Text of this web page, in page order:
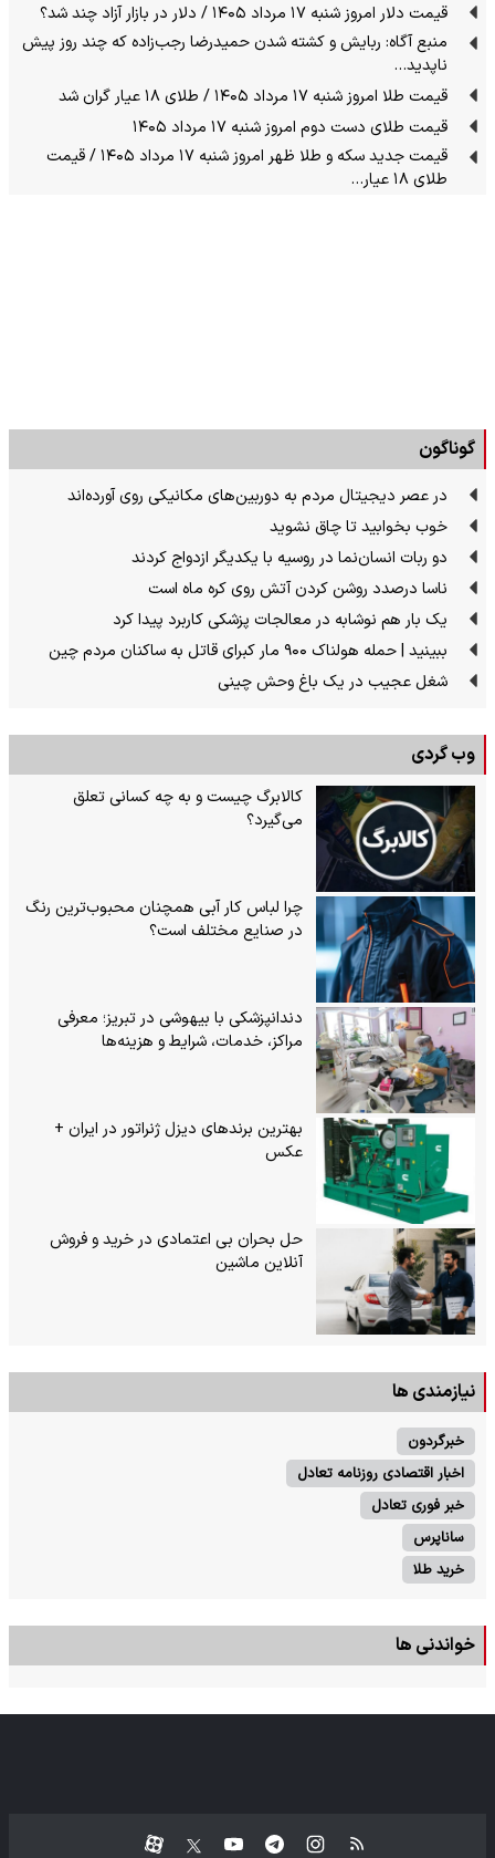
قیمت دلار امروز شنبه ۱۷ مرداد ۱۴۰۵ / دلار در بازار آزاد چند شد؟
منبع آگاه: ربایش و کشته شدن حمیدرضا رجب‌زاده که چند روز پیش
ناپدید…
قیمت طلا امروز شنبه ۱۷ مرداد ۱۴۰۵ / طلای ۱۸ عیار گران شد
قیمت طلای دست دوم امروز شنبه ۱۷ مرداد ۱۴۰۵
قیمت جدید سکه و طلا ظهر امروز شنبه ۱۷ مرداد ۱۴۰۵ / قیمت
طلای ۱۸ عیار…
گوناگون
در عصر دیجیتال مردم به دوربین‌های مکانیکی روی آورده‌اند
خوب بخوابید تا چاق نشوید
دو ربات انسان‌نما در روسیه با یکدیگر ازدواج کردند
ناسا درصدد روشن کردن آتش روی کره ماه است
یک بار هم نوشابه در معالجات پزشکی کاربرد پیدا کرد
ببینید | حمله هولناک ۹۰۰ مار کبرای قاتل به ساکنان مردم چین
شغل عجیب در یک باغ وحش چینی
وب گردی
کالابرگ چیست و به چه کسانی تعلق
می‌گیرد؟
چرا لباس کار آبی همچنان محبوب‌ترین رنگ
در صنایع مختلف است؟
دندانپزشکی با بیهوشی در تبریز؛ معرفی
مراکز، خدمات، شرایط و هزینه‌ها
بهترین برندهای دیزل ژنراتور در ایران +
عکس
حل بحران بی‌ اعتمادی در خرید و فروش
آنلاین ماشین
نیازمندی ها
خبرگردون
اخبار اقتصادی روزنامه تعادل
خبر فوری تعادل
ساناپرس
خرید طلا
خواندنی ها